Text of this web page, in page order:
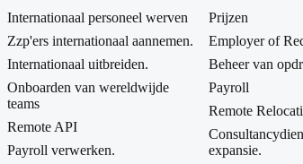
Internationaal personeel werven
Zzp'ers internationaal aannemen.
Internationaal uitbreiden.
Onboarden van wereldwijde
teams
Remote API
Payroll verwerken.
Prijzen
Employer of
Beheer van
Payroll
Remote
expansie.